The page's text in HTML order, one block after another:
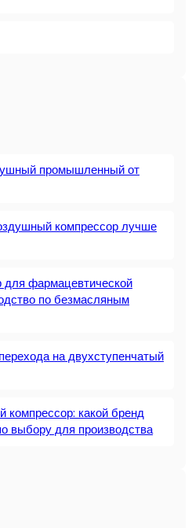
промышленный от
компрессор лучше
для фармацевтической
по безмасляным
на двухступенчатый
какой бренд
выбору для производства